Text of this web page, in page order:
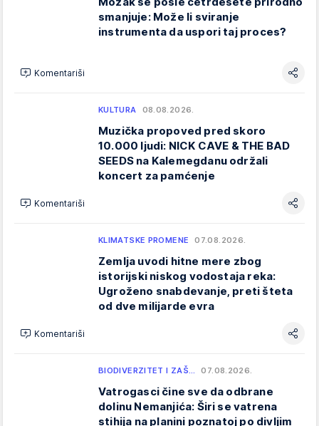
smanjuje: Može li sviranje
instrumenta da uspori taj proces?
Komentariši
KULTURA 08.08.2026.
Muzička propoved pred skoro
10.000 ljudi: NICK CAVE & THE BAD
SEEDS na Kalemegdanu održali
koncert za pamćenje
Komentariši
KLIMATSKE PROMENE 07.08.2026.
Zemlja uvodi hitne mere zbog
istorijski niskog vodostaja reka:
Ugroženo snabdevanje, preti šteta
od dve milijarde evra
Komentariši
BIODIVERZITET I ZAŠ… 07.08.2026.
Vatrogasci čine sve da odbrane
dolinu Nemanjića: Širi se vatrena
stihija na planini poznatoj po divljim